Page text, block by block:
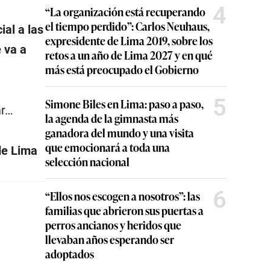
a las
va a
Lima
“La organización está recuperando
el tiempo perdido”: Carlos Neuhaus,
expresidente de Lima 2019, sobre los
retos a un año de Lima 2027 y en qué
más está preocupado el Gobierno
4
Simone Biles en Lima: paso a paso,
la agenda de la gimnasta más
ganadora del mundo y una visita
que emocionará a toda una
selección nacional
5
“Ellos nos escogen a nosotros”: las
familias que abrieron sus puertas a
perros ancianos y heridos que
llevaban años esperando ser
adoptados
6